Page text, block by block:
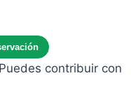
contribuir con